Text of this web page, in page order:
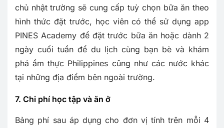
chủ nhật trường sẽ cung cấp tuỳ chọn bữa ăn theo
hình thức đặt trước, học viên có thể sử dụng app
PINES Academy để đặt trước bữa ăn hoặc dành 2
ngày cuối tuần để du lịch cùng bạn bè và khám
phá ẩm thực Philippines cũng như các nước khác
tại những địa điểm bên ngoài trường.
7. Chi phí học tập và ăn ở
Bảng phí sau áp dụng cho đơn vị tính trên mỗi 4